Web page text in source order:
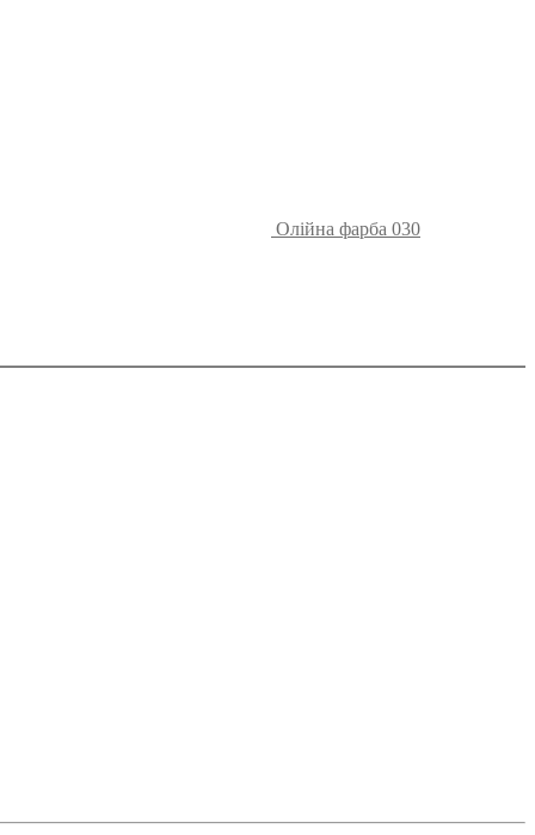
Олійна фарба 030